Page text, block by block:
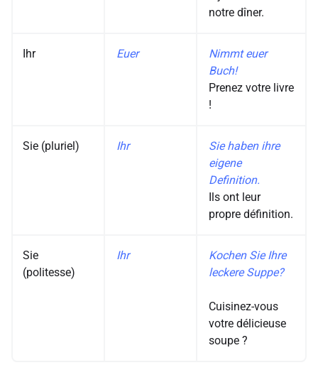
notre dîner.
Ihr Euer
Nimmt euer
Buch!
Prenez votre livre
!
Sie (pluriel) Ihr
Sie haben ihre
eigene
Definition.
Ils ont leur
propre définition.
Sie
(politesse)
Ihr
Kochen Sie Ihre
leckere Suppe?
Cuisinez-vous
votre délicieuse
soupe ?